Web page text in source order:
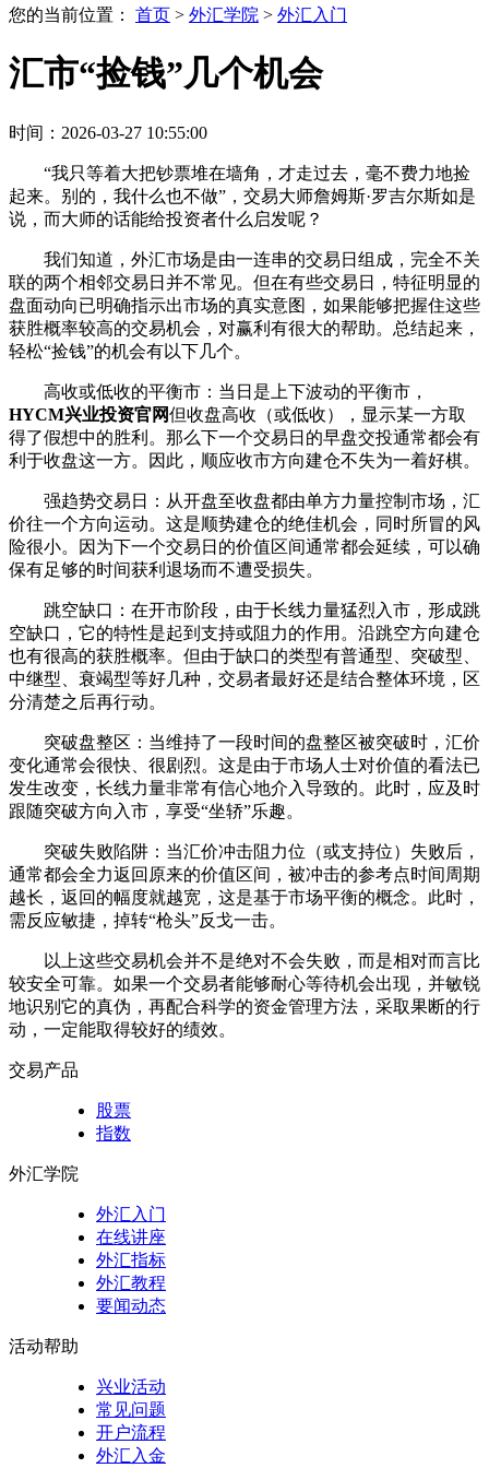
您的当前位置： 首页 > 外汇学院 > 外汇入门
汇市“捡钱”几个机会
时间：2026-03-27 10:55:00
“我只等着大把钞票堆在墙角，才走过去，毫不费力地捡
起来。别的，我什么也不做”，交易大师詹姆斯·罗吉尔斯如是
说，而大师的话能给投资者什么启发呢？
我们知道，外汇市场是由一连串的交易日组成，完全不关
联的两个相邻交易日并不常见。但在有些交易日，特征明显的
盘面动向已明确指示出市场的真实意图，如果能够把握住这些
获胜概率较高的交易机会，对赢利有很大的帮助。总结起来，
轻松“捡钱”的机会有以下几个。
高收或低收的平衡市：当日是上下波动的平衡市，
HYCM兴业投资官网但收盘高收（或低收），显示某一方取
得了假想中的胜利。那么下一个交易日的早盘交投通常都会有
利于收盘这一方。因此，顺应收市方向建仓不失为一着好棋。
强趋势交易日：从开盘至收盘都由单方力量控制市场，汇
价往一个方向运动。这是顺势建仓的绝佳机会，同时所冒的风
险很小。因为下一个交易日的价值区间通常都会延续，可以确
保有足够的时间获利退场而不遭受损失。
跳空缺口：在开市阶段，由于长线力量猛烈入市，形成跳
空缺口，它的特性是起到支持或阻力的作用。沿跳空方向建仓
也有很高的获胜概率。但由于缺口的类型有普通型、突破型、
中继型、衰竭型等好几种，交易者最好还是结合整体环境，区
分清楚之后再行动。
突破盘整区：当维持了一段时间的盘整区被突破时，汇价
变化通常会很快、很剧烈。这是由于市场人士对价值的看法已
发生改变，长线力量非常有信心地介入导致的。此时，应及时
跟随突破方向入市，享受“坐轿”乐趣。
突破失败陷阱：当汇价冲击阻力位（或支持位）失败后，
通常都会全力返回原来的价值区间，被冲击的参考点时间周期
越长，返回的幅度就越宽，这是基于市场平衡的概念。此时，
需反应敏捷，掉转“枪头”反戈一击。
以上这些交易机会并不是绝对不会失败，而是相对而言比
较安全可靠。如果一个交易者能够耐心等待机会出现，并敏锐
地识别它的真伪，再配合科学的资金管理方法，采取果断的行
动，一定能取得较好的绩效。
交易产品
股票
指数
外汇学院
外汇入门
在线讲座
外汇指标
外汇教程
要闻动态
活动帮助
兴业活动
常见问题
开户流程
外汇入金